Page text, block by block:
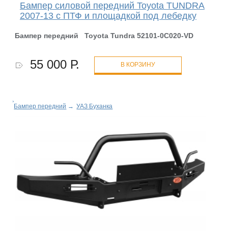
Бампер силовой передний Toyota TUNDRA
2007-13 с ПТФ и площадкой под лебедку
Бампер передний Toyota Tundra 52101-0C020-VD
55 000 Р. В КОРЗИНУ
Бампер передний → УАЗ Буханка